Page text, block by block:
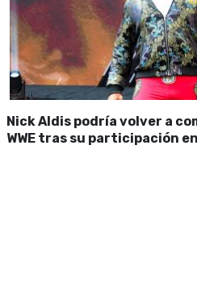
Nick Aldis podría volver a
WWE tras su participación